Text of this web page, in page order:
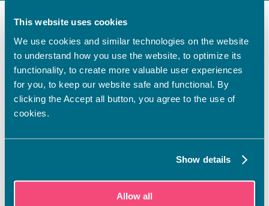
This website uses cookies
We use cookies and similar technologies on the website
to understand how you use the website, to optimize its
functionality, to create more valuable user experiences
for you, to keep our website safe and functional. By
clicking the Accept all button, you agree to the use of
cookies.
Show details
Allow all
FI
SV
EN
YHTEYSTIEDOT
Vamian Infopiste:
Ruutikellarintie 2, 65100 VAASA
Sampo-kampus
Sepänkyläntie 16, 65100 VAASA